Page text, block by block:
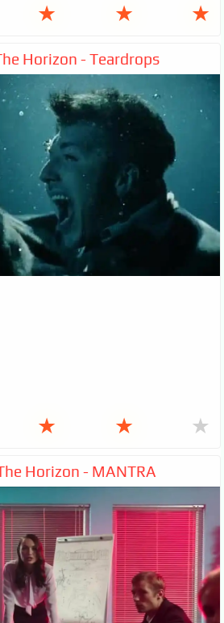
★ ★ ★
Horizon - Teardrops
★ ★ ★
Horizon - MANTRA